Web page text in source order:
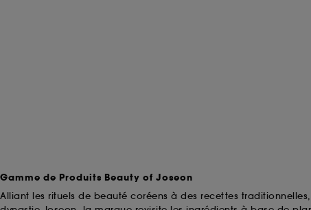
Gamme de Produits Beauty of Joseon
Alliant les rituels de beauté coréens à des recettes traditionnelles,